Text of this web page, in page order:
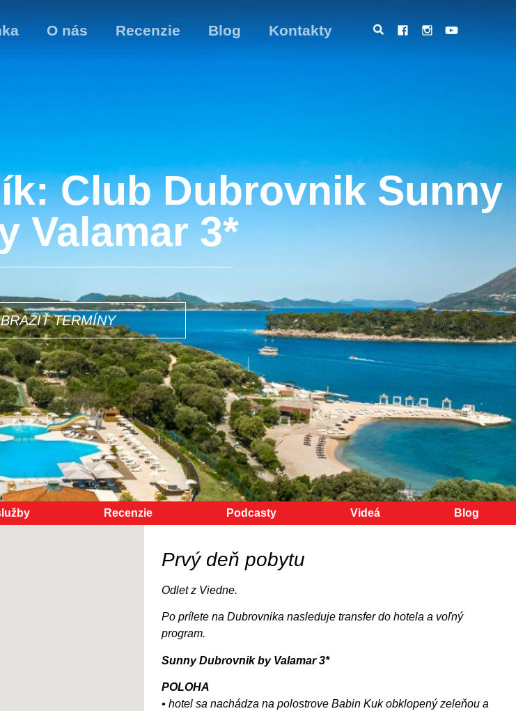
O nás Recenzie Blog Kontakty
Club Dubrovnik Sunny
Valamar 3*
TERMÍNY
Recenzie Podcasty Videá Blog
Prvý deň pobytu
Odlet z Viedne.
Po prílete na Dubrovnika nasleduje transfer do hotela a voľný
program.
Sunny Dubrovnik by Valamar 3*
POLOHA
• hotel sa nachádza na polostrove Babin Kuk obklopený zeleňou a